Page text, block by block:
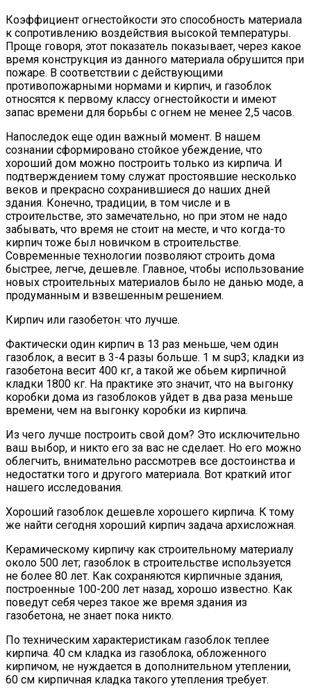
Коэффициент огнестойкости это способность материала
к сопротивлению воздействия высокой температуры.
Проще говоря, этот показатель показывает, через какое
время конструкция из данного материала обрушится при
пожаре. В соответствии с действующими
противопожарными нормами и кирпич, и газоблок
относятся к первому классу огнестойкости и имеют
запас времени для борьбы с огнем не менее 2,5 часов.
Напоследок еще один важный момент. В нашем
сознании сформировано стойкое убеждение, что
хороший дом можно построить только из кирпича. И
подтверждением тому служат простоявшие несколько
веков и прекрасно сохранившиеся до наших дней
здания. Конечно, традиции, в том числе и в
строительстве, это замечательно, но при этом не надо
забывать, что время не стоит на месте, и что когда-то
кирпич тоже был новичком в строительстве.
Современные технологии позволяют строить дома
быстрее, легче, дешевле. Главное, чтобы использование
новых строительных материалов было не данью моде, а
продуманным и взвешенным решением.
Кирпич или газобетон: что лучше.
Фактически один кирпич в 13 раз меньше, чем один
газоблок, а весит в 3-4 разы больше. 1 м sup3; кладки из
газобетона весит 400 кг, а такой же обьем кирпичной
кладки 1800 кг. На практике это значит, что на выгонку
коробки дома из газоблоков уйдет в два раза меньше
времени, чем на выгонку коробки из кирпича.
Из чего лучше построить свой дом? Это исключительно
ваш выбор, и никто его за вас не сделает. Но его можно
облегчить, внимательно рассмотрев все достоинства и
недостатки того и другого материала. Вот краткий итог
нашего исследования.
Хороший газоблок дешевле хорошего кирпича. К тому
же найти сегодня хороший кирпич задача архисложная.
Керамическому кирпичу как строительному материалу
около 500 лет; газоблок в строительстве используется
не более 80 лет. Как сохраняются кирпичные здания,
построенные 100-200 лет назад, хорошо известно. Как
поведут себя через такое же время здания из
газобетона, не знает пока никто.
По техническим характеристикам газоблок теплее
кирпича. 40 см кладка из газоблока, обложенного
кирпичом, не нуждается в дополнительном утеплении,
60 см кирпичная кладка такого утепления требует.